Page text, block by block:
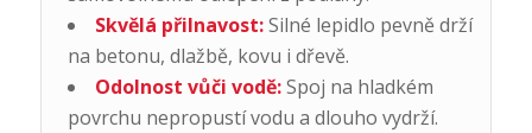
Skvělá přilnavost:Silné lepidlo pevně drží
na betonu, dlažbě, kovu i dřevě.
Odolnost vůči vodě:Spoj na hladkém
povrchu nepropustí vodu a dlouho vydrží.